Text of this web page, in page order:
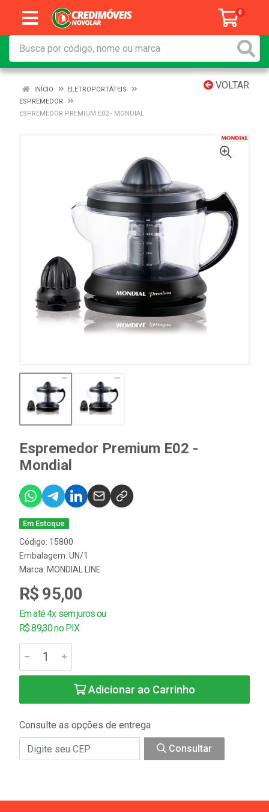
0
VOLTAR
INÍCIO
ELETROPORTÁTEIS
ESPREMEDOR
ESPREMEDOR PREMIUM E02 - MONDIAL
Espremedor Premium E02 -
Mondial
Em Estoque
Código: 15800
Embalagem: UN/1
Marca: MONDIAL LINE
R$ 95,00
Em até 4x sem juros ou
R$ 89,30 no PIX
Adicionar ao Carrinho
Consulte as opções de entrega
Consultar